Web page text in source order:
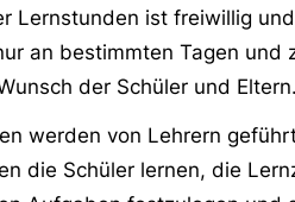
Lernstunden ist freiwillig
an bestimmten Tagen
der Schüler und Eltern.
werden von Lehrern
die Schüler lernen, die